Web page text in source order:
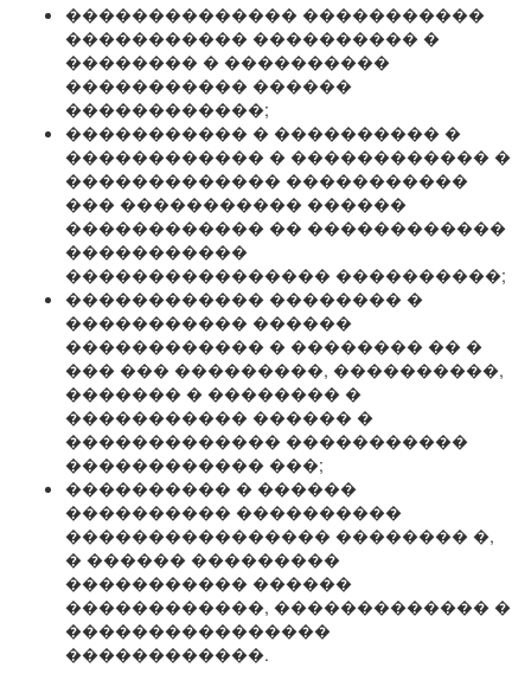
�������������� �����������
����������� ���������� �
�������� � ����������
����������� ������
������������;
����������� � ���������� �
������������ � ������������ �
������������� �����������
��� ����������� ������
������������ �� ������������
�����������
���������������� ����������;
������������ �������� �
����������� ������
������������ � �������� �� �
��� ��� ���������, ����������,
������� � �������� �
����������� ������ �
������������� �����������
������������ ���;
���������� � ������
���������� ����������
���������������� �������� �,
� ������ ���������
����������� ������
������������, ������������� �
����������������
������������.